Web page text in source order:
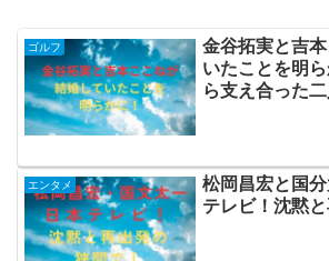
ゴルフ
金谷拓実と吉
いたことを明
ら支え合った
エンタメ
松岡昌宏と国
テレビ！沈黙